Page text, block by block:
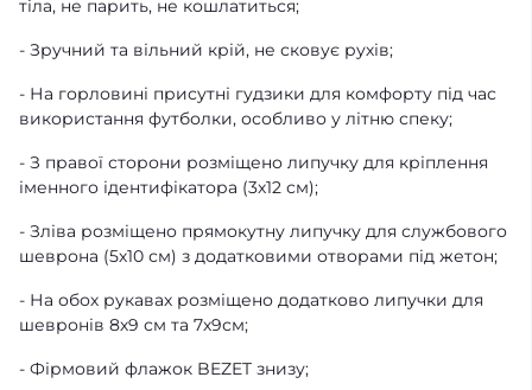
тіла, не парить, не кошлатиться;
- Зручний та вільний крій, не сковує рухів;
- На горловині присутні гудзики для комфорту під час
використання футболки, особливо у літню спеку;
- З правої сторони розміщено липучку для кріплення
іменного ідентифікатора (3х12 см);
- Зліва розміщено прямокутну липучку для службового
шеврона (5х10 см) з додатковими отворами під жетон;
- На обох рукавах розміщено додатково липучки для
шевронів 8х9 см та 7х9см;
- Фірмовий флажок BEZET знизу;